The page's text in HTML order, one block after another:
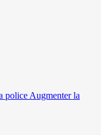
police Augmenter la